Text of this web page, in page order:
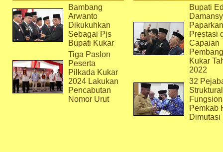
Bambang
Arwanto
Dikukuhkan
Sebagai Pjs
Bupati Kukar
Tiga Paslon
Peserta
Pilkada Kukar
2024 Lakukan
Pencabutan
Nomor Urut
Bupati
Paparkan
Prestasi
Capaian
Kukar
2022
32
Pemkab
Dimutasi